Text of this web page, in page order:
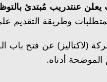
عنتدريب مُبتدئ بالتوظيف
(لاكتاليز) عن فتح باب
الموضحة أدناه.